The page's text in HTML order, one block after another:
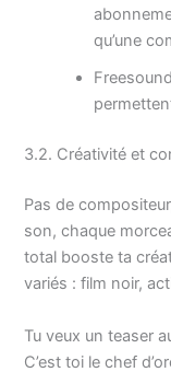
qu’une
3.2. Créativité et
Pas de
son, chaque
total booste ta
variés : film noir,
Tu veux un teaser
C’est toi le chef